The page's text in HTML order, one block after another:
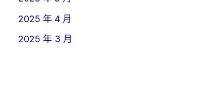
2025 年 4 月
2025 年 3 月